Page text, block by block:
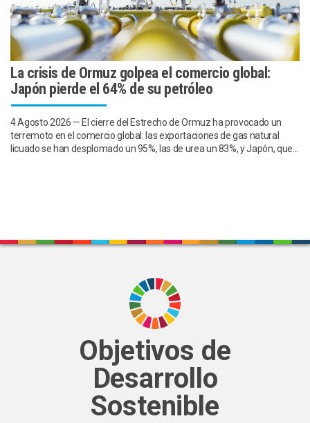
La crisis de Ormuz golpea el comercio global:
Japón pierde el 64% de su petróleo
4 Agosto 2026 — El cierre del Estrecho de Ormuz ha provocado un
terremoto en el comercio global: las exportaciones de gas natural
licuado se han desplomado un 95%, las de urea un 83%, y Japón, que...
Objetivos de
Desarrollo
Sostenible